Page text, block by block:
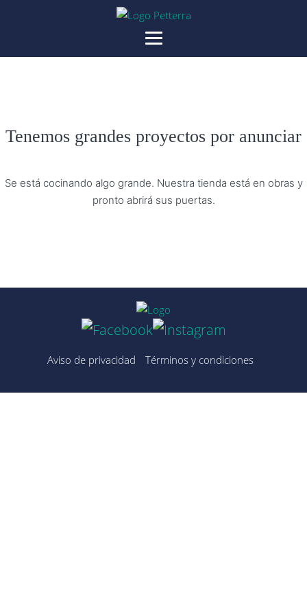
Tenemos grandes proyectos por anunciar
Se está cocinando algo grande. Nuestra tienda está en obras y
pronto abrirá sus puertas.
Aviso de privacidad Términos y condiciones